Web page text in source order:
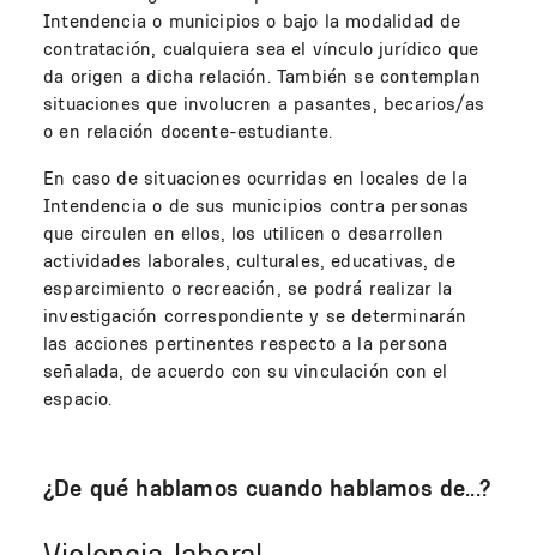
Intendencia o municipios o bajo la modalidad de
contratación, cualquiera sea el vínculo jurídico que
da origen a dicha relación. También se contemplan
situaciones que involucren a pasantes, becarios/as
o en relación docente-estudiante.
En caso de situaciones ocurridas en locales de la
Intendencia o de sus municipios contra personas
que circulen en ellos, los utilicen o desarrollen
actividades laborales, culturales, educativas, de
esparcimiento o recreación, se podrá realizar la
investigación correspondiente y se determinarán
las acciones pertinentes respecto a la persona
señalada, de acuerdo con su vinculación con el
espacio.
¿De qué hablamos cuando hablamos de...?